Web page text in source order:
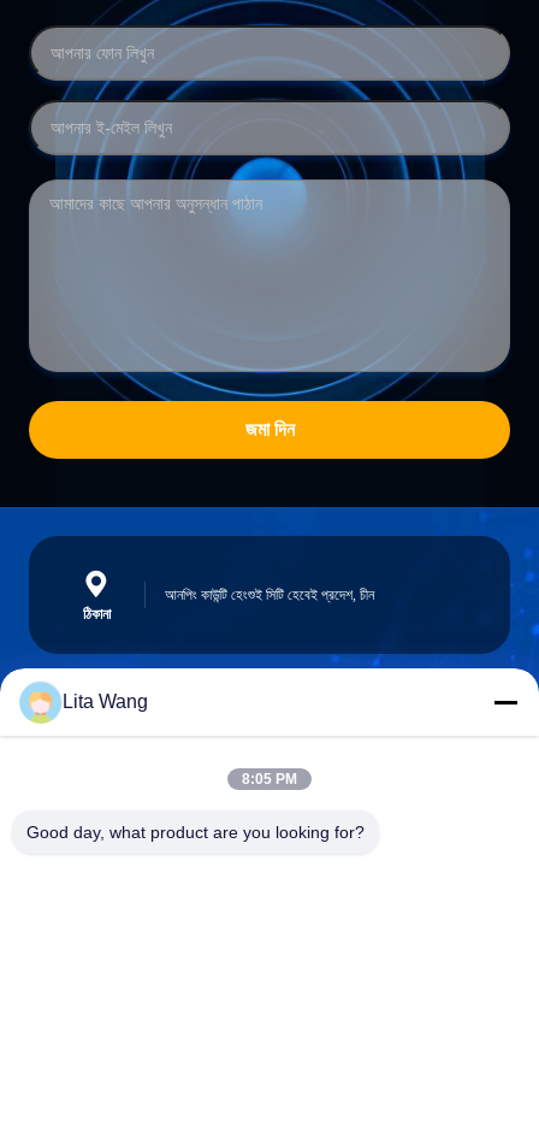
জমা দিন
ঠিকানা
আনপিং কাউন্টি হেংশুই সিটি হেবেই প্রদেশ, চীন
Lita Wang
8:05 PM
Good day, what product are you looking for?